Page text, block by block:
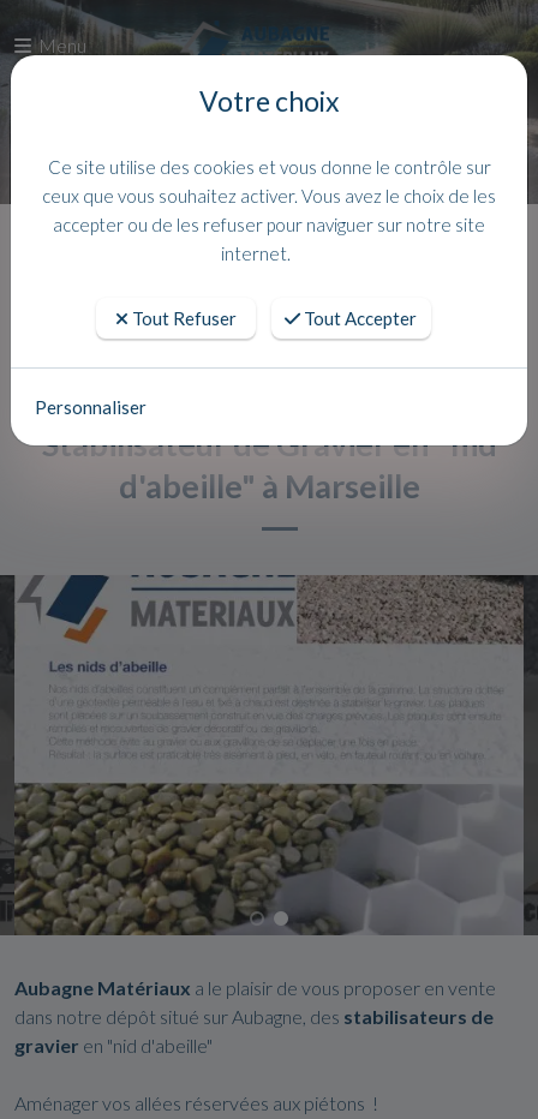
Menu
Accueil Actualites
Stabilisateur de Gravier en "nid
d'abeille" à Marseille
Aubagne Matériaux a le plaisir de vous proposer en vente
dans notre dépôt situé sur Aubagne, des stabilisateurs de
gravier en "nid d'abeille"
Aménager vos allées réservées aux piétons !
Votre choix
Ce site utilise des cookies et vous donne le contrôle sur
ceux que vous souhaitez activer. Vous avez le choix de les
accepter ou de les refuser pour naviguer sur notre site
internet.
Tout Refuser Tout Accepter
Personnaliser